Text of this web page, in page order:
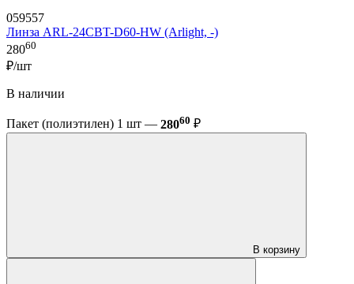
059557
Линза ARL-24CBT-D60-HW (Arlight, -)
28060
₽/шт
В наличии
Пакет (полиэтилен) 1 шт — 28060 ₽
В корзину